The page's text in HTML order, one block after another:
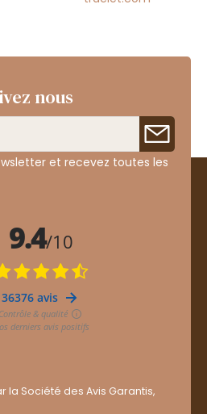
nous
et recevez toutes les
Société des Avis Garantis,